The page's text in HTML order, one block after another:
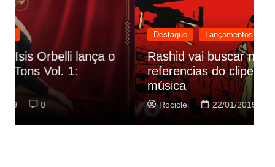
Destaque Lançamentos
Rashid vai buscar nos HQs as
referencias do clipe de sua nova
música
Rociclei 22/01/2019 0